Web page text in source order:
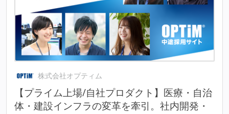
株式会社オプティム
【プライム上場/自社プロダクト】医療・自治
体・建設インフラの変革を牽引。社内開発・